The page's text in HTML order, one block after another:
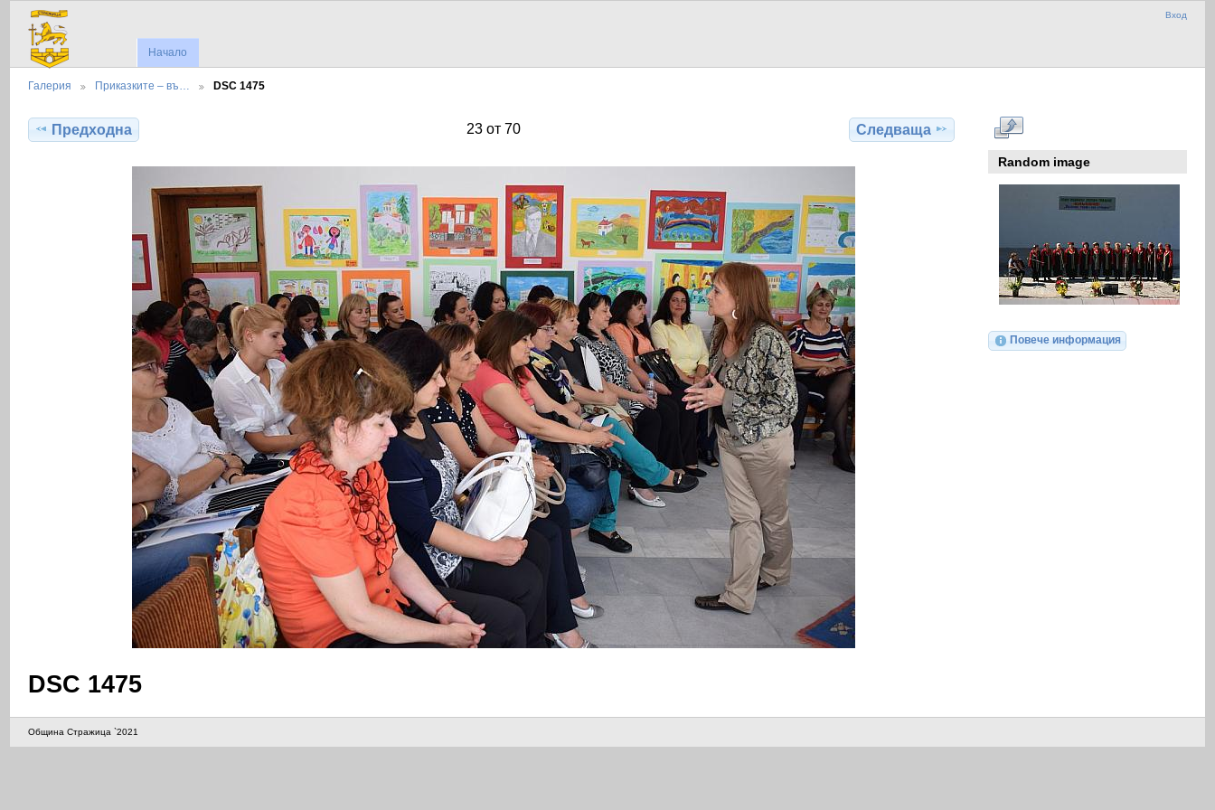
Вход
Начало
Галерия Приказките – въ… DSC 1475
Предходна 23 от 70 Следваща
DSC 1475
Random image
Повече информация
Община Стражица `2021